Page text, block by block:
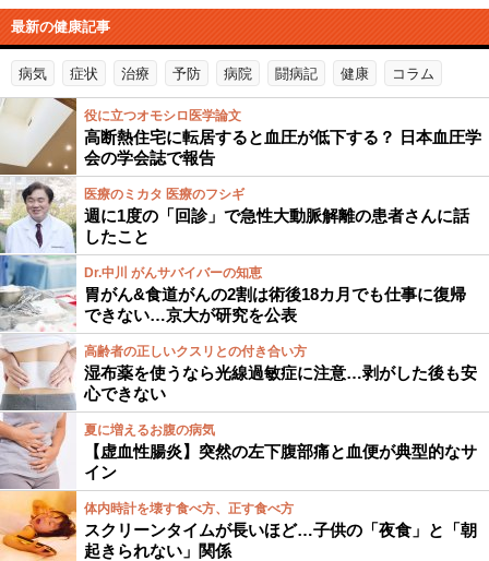
最新の健康記事
病気 症状 治療 予防 病院 闘病記 健康 コラム
役に立つオモシロ医学論文
高断熱住宅に転居すると血圧が低下する？ 日本血圧学
会の学会誌で報告
医療のミカタ 医療のフシギ
週に1度の「回診」で急性大動脈解離の患者さんに話
したこと
Dr.中川 がんサバイバーの知恵
胃がん&食道がんの2割は術後18カ月でも仕事に復帰
できない…京大が研究を公表
高齢者の正しいクスリとの付き合い方
湿布薬を使うなら光線過敏症に注意…剥がした後も安
心できない
夏に増えるお腹の病気
【虚血性腸炎】突然の左下腹部痛と血便が典型的なサ
イン
体内時計を壊す食べ方、正す食べ方
スクリーンタイムが長いほど…子供の「夜食」と「朝
起きられない」関係